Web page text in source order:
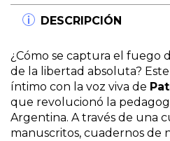
DESCRIPCIÓN
¿Cómo se captura el fuego
de la libertad absoluta?
íntimo con la voz viva de
que revolucionó la
Argentina. A través de una
manuscritos, cuadernos de